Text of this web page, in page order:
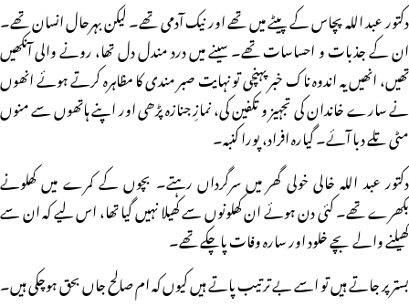
دکتور عبد اللہ پچاس کے پیٹے میں تھے اور نیک آدمی تھے۔ لیکن بہرحال انسان تھے۔
ان کے جذبات و احساسات تھے۔ سینے میں درد مندل دل تھا، رونے والی آنکھیں
تھیں، انھیں یہ اندوہ ناک خبر پہنچی تو نہایت صبر مندی کا مظاہرہ کرتے ہوئے انھوں
نے سارے خاندان کی تجہیز و تکفین کی، نمازِ جنازہ پڑھی اور اپنے ہاتھوں سے منوں
مٹی تلے دبا آئے۔ گیارہ افراد، پورا کنبہ۔
دکتور عبد اللہ خالی خولی گھر میں سرگرداں رہتے۔ بچوں کے کمرے میں کھلونے
بکھرے تھے۔ کئی دن ہوئے ان کھلونوں سے کھیلا نہیں گیا تھا، اس لیے کہ ان سے
کھیلنے والے بچے خلود اور سارہ وفات پاچکے تھے۔
بستر پر جاتے ہیں تو اسے بے ترتیب پاتے ہیں کیوں کہ ام صالح جاں بحق ہوچکی ہیں۔